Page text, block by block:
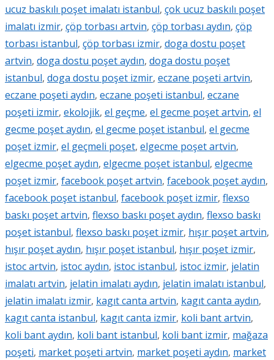
ucuz baskılı poşet imalatı istanbul, çok ucuz baskılı poşet
imalatı izmir, çöp torbası artvin, çöp torbası aydın, çöp
torbası istanbul, çöp torbası izmir, doga dostu poşet
artvin, doga dostu poşet aydın, doga dostu poşet
istanbul, doga dostu poşet izmir, eczane poşeti artvin,
eczane poşeti aydın, eczane poşeti istanbul, eczane
poşeti izmir, ekolojik, el geçme, el gecme poşet artvin, el
gecme poşet aydın, el gecme poşet istanbul, el gecme
poşet izmir, el geçmeli poşet, elgecme poşet artvin,
elgecme poşet aydın, elgecme poşet istanbul, elgecme
poşet izmir, facebook poşet artvin, facebook poşet aydın,
facebook poşet istanbul, facebook poşet izmir, flexso
baskı poşet artvin, flexso baskı poşet aydın, flexso baskı
poşet istanbul, flexso baskı poşet izmir, hışır poşet artvin,
hışır poşet aydın, hışır poşet istanbul, hışır poşet izmir,
istoc artvin, istoc aydın, istoc istanbul, istoc izmir, jelatin
imalatı artvin, jelatin imalatı aydın, jelatin imalatı istanbul,
jelatin imalatı izmir, kagıt canta artvin, kagıt canta aydın,
kagıt canta istanbul, kagıt canta izmir, koli bant artvin,
koli bant aydın, koli bant istanbul, koli bant izmir, mağaza
poşeti, market poşeti artvin, market poşeti aydın, market